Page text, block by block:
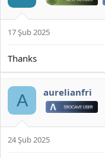
17 Şub 2025
Thanks
A aurelianfri
24 Şub 2025